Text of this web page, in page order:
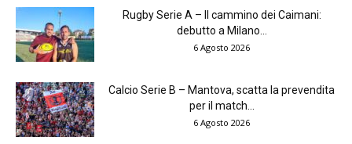
Rugby Serie A – Il cammino dei Caimani:
debutto a Milano...
6 Agosto 2026
Calcio Serie B – Mantova, scatta la prevendita
per il match...
6 Agosto 2026